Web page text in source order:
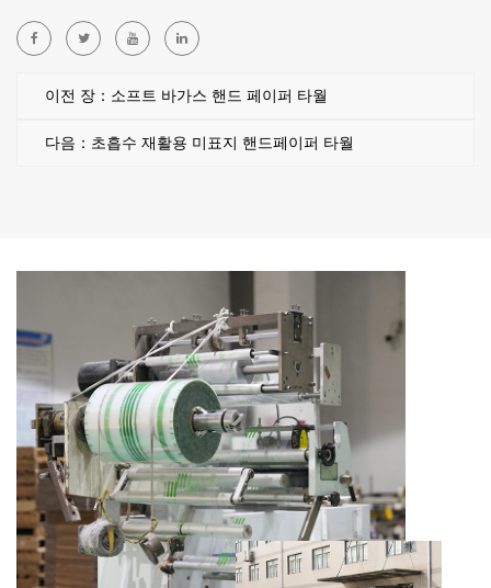
이전 장：소프트 바가스 핸드 페이퍼 타월
다음：초흡수 재활용 미표지 핸드페이퍼 타월